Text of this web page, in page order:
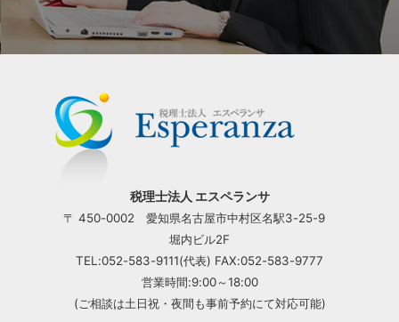
税理士法人 エスペランサ
〒 450-0002 愛知県名古屋市中村区名駅3-25-9
堀内ビル2F
TEL:052-583-9111(代表) FAX:052-583-9777
営業時間:9:00～18:00
(ご相談は土日祝・夜間も事前予約にて対応可能)